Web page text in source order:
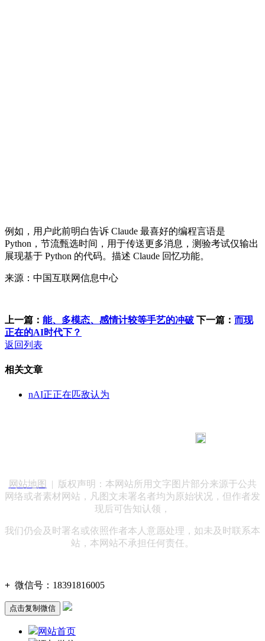
例如，用户此前明白告诉 Claude 最喜好的编程言语是
Python，节流甄选时间，用于传送更多消息，测验考试仅输出
展现基于 Python 的代码。描述 Claude 回忆功能。
来源：中国互联网信息中心
上一篇： 能、多模态、感情计较等手艺的冲破 下一篇： 而现
正在的AI时代下？
返回列表
相关文章
nAI正正在匹敌认为
网站地图
| 版权声明：本网站所用文字图片部分来源于公共
网络或者素材网站，凡图文未署名者均为原始状况，但作者发
现后可告知认领，
我们仍会及时署名或依照作者本人意愿处理，如未及时联系本
站，本网站不承担任何责任。
+ 微信号： 18391816005
点击复制微信
网站首页